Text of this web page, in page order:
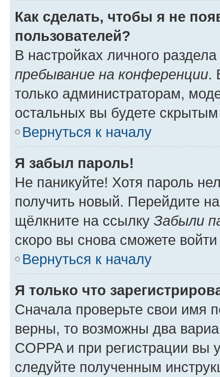
Как сделать, чтобы я не
пользователей?
В настройках личного
пребывание на конференции.
только администраторам,
остальных вы будете
Вернуться к началу
Я забыл пароль!
Не паникуйте! Хотя пароль
получить новый. Перейдите
щёлкните на ссылку Забыли
скоро вы снова сможете
Вернуться к началу
Я только что
Сначала проверьте свои имя
верны, то возможны два
COPPA и при регистрации вы
следуйте полученным